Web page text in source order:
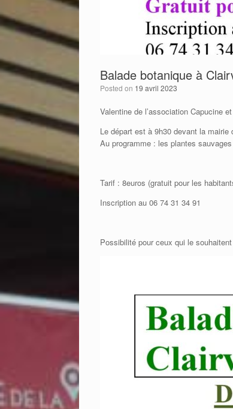
Balade botanique à
Posted on 19 avril 2023
Valentine de l’association Capucine
Le départ est à 9h30 devant la mairie
Au programme : les plantes
Tarif : 8euros (gratuit pour les
Inscription au 06 74 31 34 91
Possibilité pour ceux qui le